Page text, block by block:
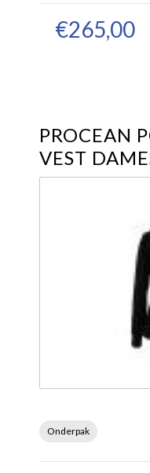
€265,00
PROCEAN
VEST
Onderpak